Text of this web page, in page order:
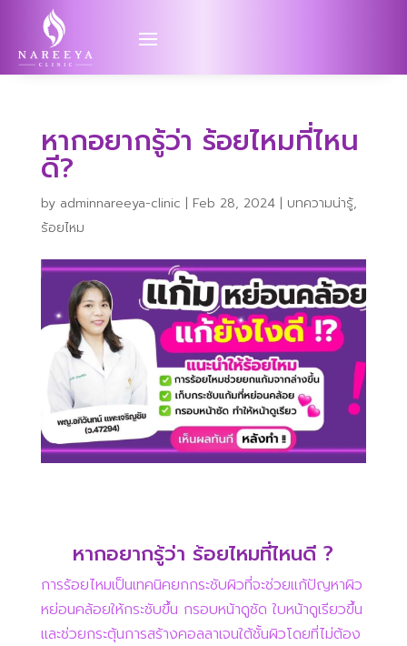
หากอยากรู้ว่า ร้อยไหมที่ไหน
ดี?
by adminnareeya-clinic | Feb 28, 2024| บทความน่ารู้,
ร้อยไหม
หากอยากรู้ว่า ร้อยไหมที่ไหนดี ?
การร้อยไหมเป็นเทคนิคยกกระชับผิวที่จะช่วยแก้ปัญหาผิว
หย่อนคล้อยให้กระชับขึ้น กรอบหน้าดูชัด ใบหน้าดูเรียวขึ้น
และช่วยกระตุ้นการสร้างคอลลาเจนใต้ชั้นผิวโดยที่ไม่ต้อง